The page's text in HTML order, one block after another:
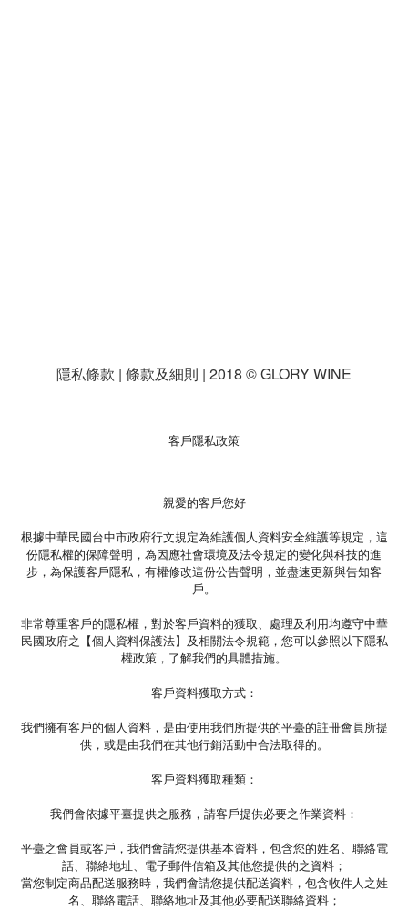
隱私條款 | 條款及細則 | 2018 © GLORY WINE
客戶隱私政策
親愛的客戶您好
根據中華民國台中市政府行文規定為維護個人資料安全維護等規定，這
份隱私權的保障聲明，為因應社會環境及法令規定的變化與科技的進
步，為保護客戶隱私，有權修改這份公告聲明，並盡速更新與告知客
戶。
非常尊重客戶的隱私權，對於客戶資料的獲取、處理及利用均遵守中華
民國政府之【個人資料保護法】及相關法令規範，您可以參照以下隱私
權政策，了解我們的具體措施。
客戶資料獲取方式：
我們擁有客戶的個人資料，是由使用我們所提供的平臺的註冊會員所提
供，或是由我們在其他行銷活動中合法取得的。
客戶資料獲取種類：
我們會依據平臺提供之服務，請客戶提供必要之作業資料：
平臺之會員或客戶，我們會請您提供基本資料，包含您的姓名、聯絡電
話、聯絡地址、電子郵件信箱及其他您提供的之資料；
當您制定商品配送服務時，我們會請您提供配送資料，包含收件人之姓
名、聯絡電話、聯絡地址及其他必要配送聯絡資料；